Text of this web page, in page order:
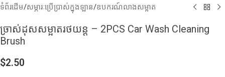
ទំព័រដើម/សម្ភារៈប្រើប្រាស់ក្នុងឡាន/ឧបករណ៍លាងសម្អាត
ច្រាស់ដុសសម្អាតរថយន្ត – 2PCS Car Wash Cleaning
Brush
$2.50